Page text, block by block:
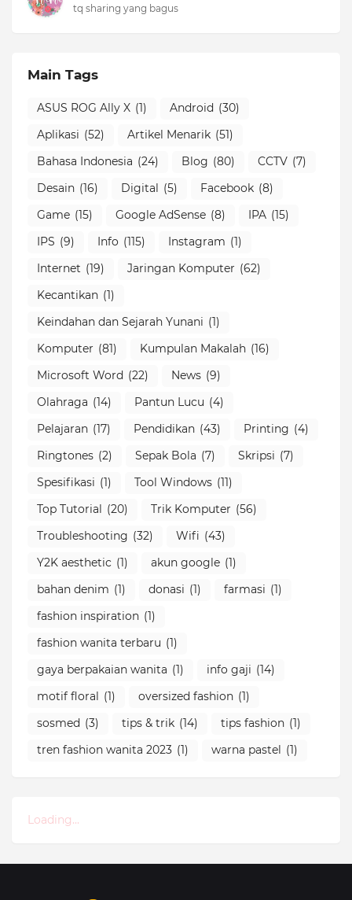
tq sharing yang bagus
Main Tags
ASUS ROG Ally X (1) Android (30)
Aplikasi (52) Artikel Menarik (51)
Bahasa Indonesia (24) Blog (80) CCTV (7)
Desain (16) Digital (5) Facebook (8)
Game (15) Google AdSense (8) IPA (15)
IPS (9) Info (115) Instagram (1)
Internet (19) Jaringan Komputer (62)
Kecantikan (1)
Keindahan dan Sejarah Yunani (1)
Komputer (81) Kumpulan Makalah (16)
Microsoft Word (22) News (9)
Olahraga (14) Pantun Lucu (4)
Pelajaran (17) Pendidikan (43) Printing (4)
Ringtones (2) Sepak Bola (7) Skripsi (7)
Spesifikasi (1) Tool Windows (11)
Top Tutorial
(20) Trik Komputer (56)
Troubleshooting (32) Wifi (43)
Y2K aesthetic (1) akun google (1)
bahan denim (1) donasi (1) farmasi (1)
fashion inspiration (1)
fashion wanita terbaru (1)
gaya berpakaian wanita (1) info gaji (14)
motif floral
(1) oversized fashion (1)
sosmed (3) tips & trik (14) tips fashion (1)
tren fashion wanita 2023 (1) warna pastel (1)
Loading...